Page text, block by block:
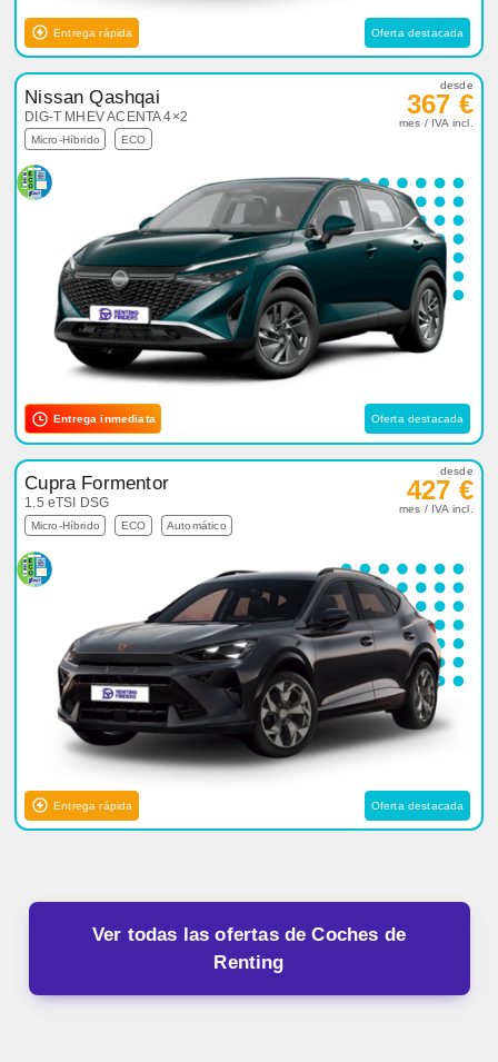
Entrega rápida Oferta destacada
Nissan Qashqai
DIG-T MHEV ACENTA 4×2
Micro-Híbrido ECO
desde
367 €
mes / IVA incl.
Entrega inmediata Oferta destacada
Cupra Formentor
1.5 eTSI DSG
Micro-Híbrido ECO Automático
desde
427 €
mes / IVA incl.
Entrega rápida Oferta destacada
Ver todas las ofertas de Coches de
Renting